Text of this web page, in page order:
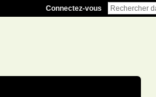
Connectez-vous